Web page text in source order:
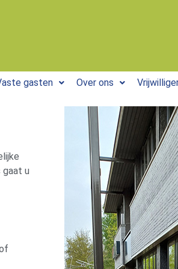
gasten Over ons
gaat u